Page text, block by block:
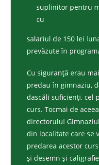
suplinitor pentru
cu
salariul de 150 lei
prevăzute în
Cu siguranţă erau
predau în gimnaziu,
dascăli suficienţi, cel
curs. Tocmai de
directorului
din localitate care se
predarea acestor
şi desemn şi